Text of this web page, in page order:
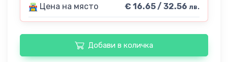
Цена на място € 16.65 / 32.56 лв.
Добави в количка